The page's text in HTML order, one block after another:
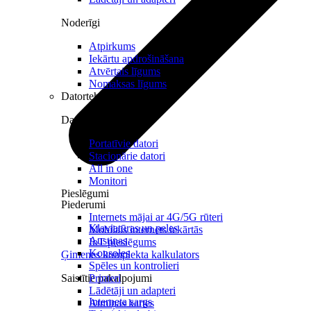
Pieslēgumi
Internets mājai ar 4G/5G rūteri
Mobilais internets iekārtās
IoT pieslēgums
Ģimenes komplekta kalkulators
Saistītie pakalpojumi
Interneta sargs
Noderīgi
Atpirkums
Iekārtu apdrošināšana
Atvērtais līgums
Nomaksas līgums
Datortehnika
Datori un Monitori
Portatīvie datori
Stacionārie datori
All in one
Monitori
Piederumi
Klaviatūras un peles
Austiņas
Konsoles
Spēles un kontrolieri
Printeri
Lādētāji un adapteri
Atmiņas kartes